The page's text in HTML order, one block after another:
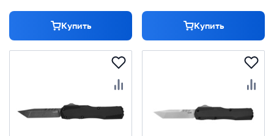
Купить Купить